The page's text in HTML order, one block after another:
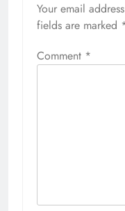
Your email
fields are marked
Comment *